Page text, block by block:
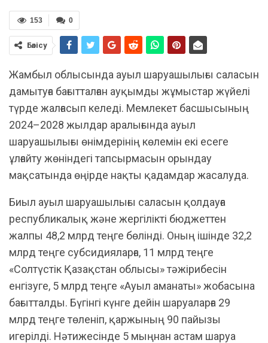
0
153
Бөлісу
Жамбыл облысында ауыл шаруашылығы саласын
дамытуға бағытталған ауқымды жұмыстар жүйелі
түрде жалғасып келеді. Мемлекет басшысының
2024–2028 жылдар аралығында ауыл
шаруашылығы өнімдерінің көлемін екі есеге
ұлғайту жөніндегі тапсырмасын орындау
мақсатында өңірде нақты қадамдар жасалуда.
Биыл ауыл шаруашылығы саласын қолдауға
республикалық және жергілікті бюджеттен
жалпы 48,2 млрд теңге бөлінді. Оның ішінде 32,2
млрд теңге субсидияларға, 11 млрд теңге
«Солтүстік Қазақстан облысы» тәжірибесін
енгізуге, 5 млрд теңге «Ауыл аманаты» жобасына
бағытталды. Бүгінгі күнге дейін шаруаларға 29
млрд теңге төленіп, қаржының 90 пайызы
игерілді. Нәтижесінде 5 мыңнан астам шаруа